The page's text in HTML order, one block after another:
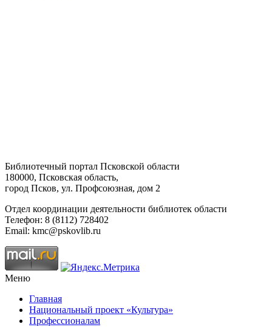
Библиотечный портал Псковской области
180000, Псковская область,
город Псков, ул. Профсоюзная, дом 2
Отдел координации деятельности библиотек области
Телефон: 8 (8112) 728402
Email: kmc@pskovlib.ru
Меню
Главная
Национальный проект «Культура»
Профессионалам